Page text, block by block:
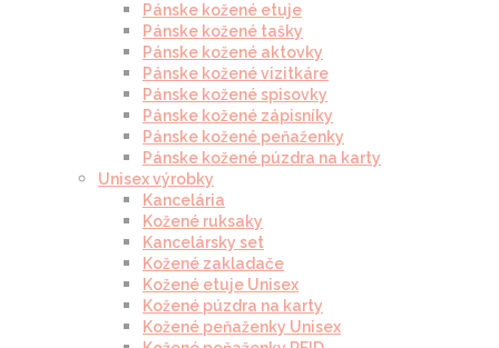
Pánske kožené etuje
Pánske kožené tašky
Pánske kožené aktovky
Pánske kožené vizitkáre
Pánske kožené spisovky
Pánske kožené zápisníky
Pánske kožené peňaženky
Pánske kožené púzdra na karty
Unisex výrobky
Kancelária
Kožené ruksaky
Kancelársky set
Kožené zakladače
Kožené etuje Unisex
Kožené púzdra na karty
Kožené peňaženky Unisex